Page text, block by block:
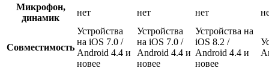
Микрофон,
динамик
нет нет нет
Совместимость
Устройства
на iOS 7.0 /
Android 4.4 и
новее
Устройства
на iOS 7.0 /
Android 4.4 и
новее
Устройства на
iOS 8.2 /
Android 4.4 и
новее